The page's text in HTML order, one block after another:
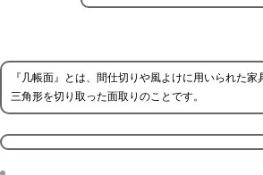
『几帳面』とは、間仕切りや風よけに用いられた
三角形を切り取った面取りのことです。